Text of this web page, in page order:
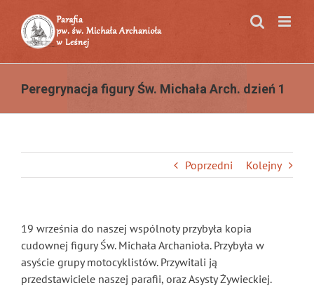
zawartości
Peregrynacja figury Św. Michała Arch. dzień 1
Poprzedni Kolejny
19 września do naszej wspólnoty przybyła kopia
cudownej figury Św. Michała Archanioła. Przybyła w
asyście grupy motocyklistów. Przywitali ją
przedstawiciele naszej parafii, oraz Asysty Żywieckiej.